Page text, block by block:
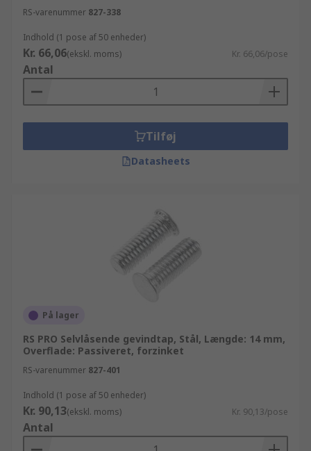
RS-varenummer 827-338
Indhold (1 pose af 50 enheder)
Kr. 66,06(ekskl. moms) Kr. 66,06/pose
Antal
Tilføj
Datasheets
På lager
RS PRO Selvlåsende gevindtap, Stål, Længde: 14 mm,
Overflade: Passiveret, forzinket
RS-varenummer 827-401
Indhold (1 pose af 50 enheder)
Kr. 90,13(ekskl. moms) Kr. 90,13/pose
Antal